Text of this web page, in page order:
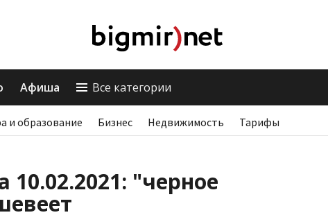
Афиша Все категории
и образование Бизнес Недвижимость Тарифы
"черное